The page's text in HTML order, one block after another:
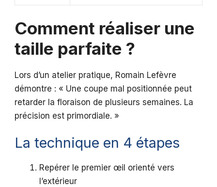
Comment réaliser une
taille parfaite ?
Lors d’un atelier pratique, Romain Lefèvre
démontre : « Une coupe mal positionnée peut
retarder la floraison de plusieurs semaines. La
précision est primordiale. »
La technique en 4 étapes
Repérer le premier œil orienté vers
l’extérieur